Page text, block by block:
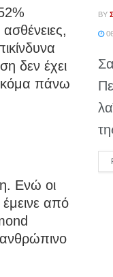
δεν έχει
πάνω
Ενώ οι
από
BY